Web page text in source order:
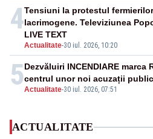
4
Actualitate-30 iul. 2026, 10:20
Tensiuni la protestul
lacrimogene. Televiziunea
LIVE TEXT
5Actualitate-30 iul. 2026, 07:51
Dezvăluiri INCENDIARE marca
centrul unor noi acuzații
ACTUALITATE